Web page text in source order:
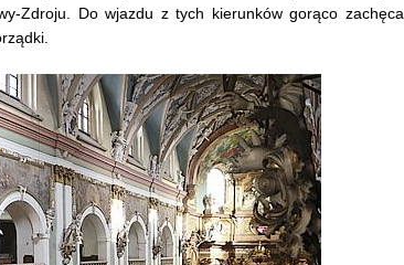
Zdroju. Do wjazdu z tych kierunków gorąco zachęca